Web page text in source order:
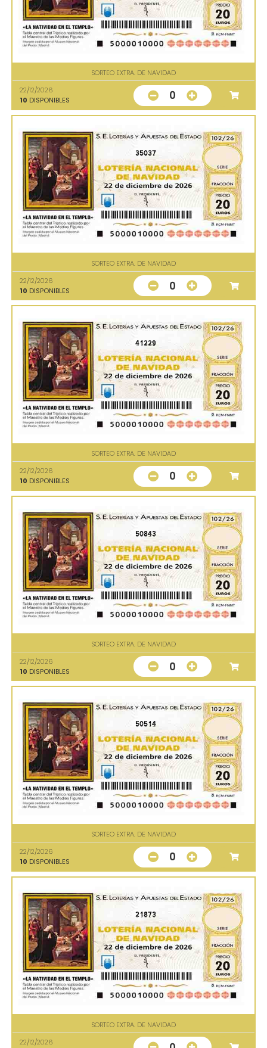
SORTEO EXTRA. DE NAVIDAD
22/12/2026
10 DISPONIBLES 0
35037
SORTEO EXTRA. DE NAVIDAD
22/12/2026
10 DISPONIBLES 0
41229
SORTEO EXTRA. DE NAVIDAD
22/12/2026
10 DISPONIBLES 0
50843
SORTEO EXTRA. DE NAVIDAD
22/12/2026
10 DISPONIBLES 0
50514
SORTEO EXTRA. DE NAVIDAD
22/12/2026
10 DISPONIBLES 0
21873
SORTEO EXTRA. DE NAVIDAD
22/12/2026